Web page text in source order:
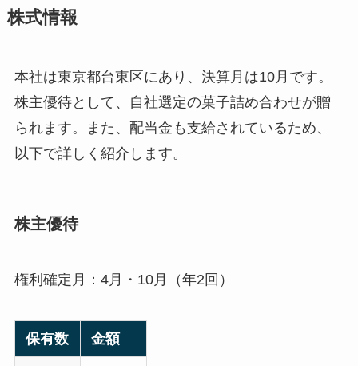
株式情報
本社は東京都台東区にあり、決算月は10月です。
株主優待として、自社選定の菓子詰め合わせが贈
られます。また、配当金も支給されているため、
以下で詳しく紹介します。
株主優待
権利確定月：4月・10月（年2回）
保有数 金額